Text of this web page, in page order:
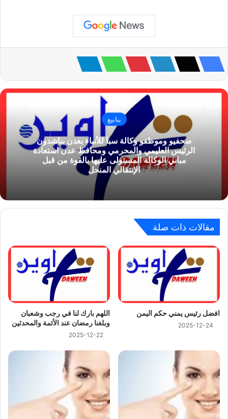
ينابيع
صحفيو وموظفو وكالة سبأ للأنباء بعدن يناشدون
الرئيس العليمي والمحرمي ومحافظ عدن استعادة
مباني الوكالة المستولى عليها بالقوة من قبل
الإنتقالي المنحل
مقالات ذات صلة
افضل رئيس يمني حكم اليمن
2025-12-24
اللهم بارك لنا في رجب وشعبان
وبلغنا رمضان عند الأئمة والمحدثين
2025-12-22